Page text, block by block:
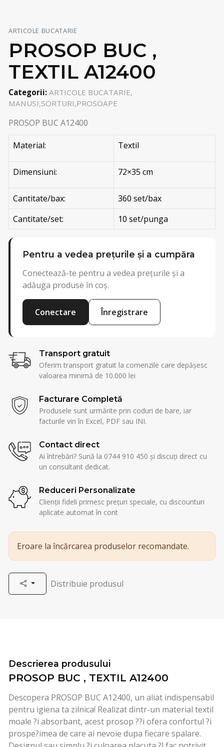
ARTICOLE BUCATARIE
PROSOP BUC ,
TEXTIL A12400
Categorii: ARTICOLE BUCATARIE,
MANUSI,SORTURI,PROSOAPE
PROSOP BUC A12400
Material: Textil
Dimensiuni: 72×35 cm
Cantitate/bax:
360 set/bax
Cantitate/set:
10 set/punga
Pentru a vedea prețurile și a cumpăra
Conectează-te pentru a vedea prețurile și a
adăuga produse în coș.
Conectare Înregistrare
Transport gratuit
Oferim transport gratuit la comenzile care depășesc
valoarea minimă de 10.000 lei
Facturare Completă
Produsele sunt urmărite prin coduri de bare, iar
facturile vin în Excel, PDF sau INI.
Contact direct
Ai întrebări? Sună la 0744 910 450 și discuți direct cu
un consultant dedicat.
Reduceri Personalizate
Clienții fideli primesc prețuri speciale, cu discounturi
aplicate automat în cont
Eroare la încărcarea produselor recomandate.
Distribuie produsul
Descrierea produsului
PROSOP BUC , TEXTIL A12400
Descopera PROSOP BUC A12400, un aliat indispensabil
pentru igiena ta zilnica! Realizat dintr-un material textil
moale ?i absorbant, acest prosop ??i ofera confortul ?i
prospe?imea de care ai nevoie dupa fiecare spalare.